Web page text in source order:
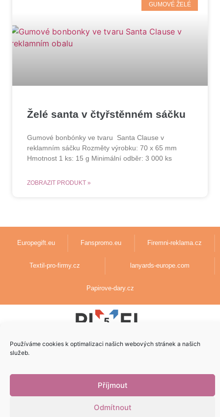
Používáme cookies k optimalizaci našich webových stránek a našich
služeb.
Příjmout
Odmítnout
GUMOVÉ ŽELÉ
Želé santa v čtyřstěnném sáčku
Gumové bonbónky ve tvaru Santa Clause v
reklamním sáčku Rozměty výrobku: 70 x 65 mm
Hmotnost 1 ks: 15 g Minimální odběr: 3 000 ks
ZOBRAZIT PRODUKT »
Europegift.eu Fanspromo.eu Firemni-reklama.cz
Textil-pro-firmy.cz lanyards-europe.com
Papirove-dary.cz
Vytvoril 5pixel.sk v spolupráci sAdenCZ© 2023 | Všetky práva